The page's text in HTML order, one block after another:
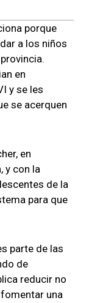
porque
a los niños
en
y se les
se acerquen
en
y con la
de la
para que
parte de las
de
reducir no
una